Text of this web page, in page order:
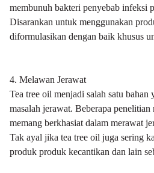
membunuh bakteri penyebab infeksi
Disarankan untuk menggunakan
diformulasikan dengan baik khusus
4. Melawan Jerawat
Tea tree oil menjadi salah satu bahan
masalah jerawat. Beberapa
memang berkhasiat dalam merawat
Tak ayal jika tea tree oil juga sering
produk produk kecantikan dan lain